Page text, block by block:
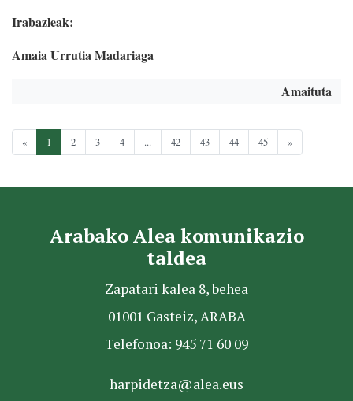
Irabazleak:
Amaia Urrutia Madariaga
Amaituta
« 1 2 3 4 ... 42 43 44 45 »
Arabako Alea komunikazio
taldea
Zapatari kalea 8, behea
01001 Gasteiz, ARABA
Telefonoa: 945 71 60 09
harpidetza@alea.eus